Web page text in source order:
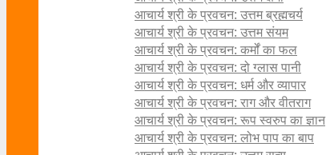
आचार्य श्री के प्रवचन: उत्तम ब्रह्मचर्य
आचार्य श्री के प्रवचन: उत्तम संयम
आचार्य श्री के प्रवचन: कर्मों का फल
आचार्य श्री के प्रवचन: दो ग्लास पानी
आचार्य श्री के प्रवचन: धर्म और व्यापार
आचार्य श्री के प्रवचन: राग और वीतराग
आचार्य श्री के प्रवचन: रूप स्वरुप का ज्ञान
आचार्य श्री के प्रवचन: लोभ पाप का बाप